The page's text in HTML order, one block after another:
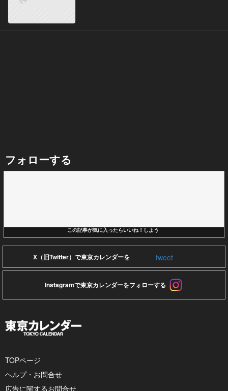
フォローする
この記事が気に入ったらいいね！しよう
X（旧Twitter）で東京カレンダーを tweet
Instagramで東京カレンダーをフォローする
TOPページ
ヘルプ・お問合せ
広告に関するお問合せ